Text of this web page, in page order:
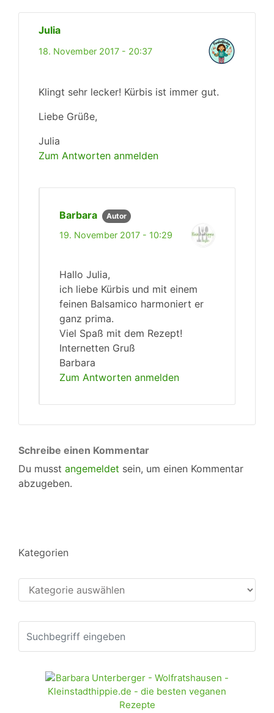
Julia
18. November 2017 - 20:37
Klingt sehr lecker! Kürbis ist immer gut.
Liebe Grüße,
Julia
Zum Antworten anmelden
Barbara Autor
19. November 2017 - 10:29
Hallo Julia,
ich liebe Kürbis und mit einem
feinen Balsamico harmoniert er
ganz prima.
Viel Spaß mit dem Rezept!
Internetten Gruß
Barbara
Zum Antworten anmelden
Schreibe einen Kommentar
Du musst angemeldet sein, um einen Kommentar
abzugeben.
Kategorien
Kategorien